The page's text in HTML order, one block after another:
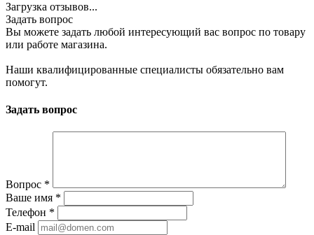
Загрузка отзывов...
Задать вопрос
Вы можете задать любой интересующий вас вопрос по товару
или работе магазина.
Наши квалифицированные специалисты обязательно вам
помогут.
Задать вопрос
Вопрос *
Ваше имя *
Телефон *
E-mail